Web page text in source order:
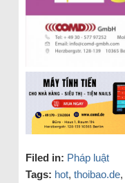
Filed in: Pháp luật
Tags: hot, thoibao.de,